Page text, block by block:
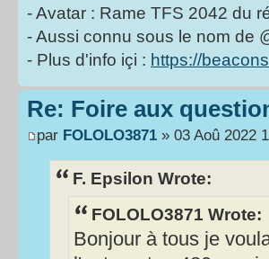
- Avatar : Rame TFS 2042 du
- Aussi connu sous le nom de
- Plus d'info içi : https://
Re: Foire aux
par FOLOLO3871 » 03 Aoû 2022
F. Epsilon Wrote:
FOLOLO3871 Wrote:
Bonjour à tous je